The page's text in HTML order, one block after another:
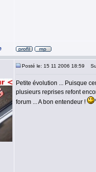
Posté le: 15 11 2006 18:59
Petite évolution ... Puisque
plusieurs reprises refont
forum ... A bon entendeur !